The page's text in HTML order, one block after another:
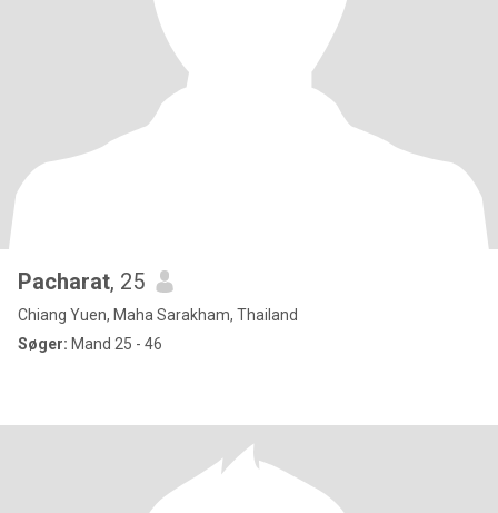
Pacharat, 25
Chiang Yuen, Maha Sarakham, Thailand
Søger: Mand 25 - 46